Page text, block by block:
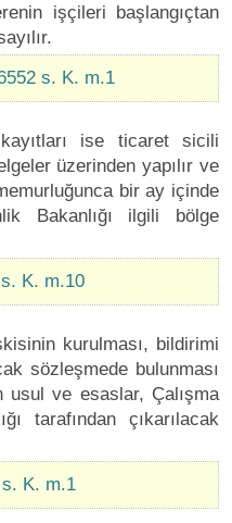
işçileri başlangıçtan
s. K. m.1
ise ticaret sicili
üzerinden yapılır ve
bir ay içinde
Bakanlığı ilgili bölge
K. m.10
kurulması, bildirimi
sözleşmede bulunması
ve esaslar, Çalışma
tarafından çıkarılacak
K. m.1